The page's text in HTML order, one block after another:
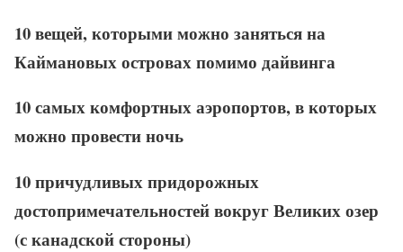
10 вещей, которыми можно заняться на
Каймановых островах помимо дайвинга
10 самых комфортных аэропортов, в которых
можно провести ночь
10 причудливых придорожных
достопримечательностей вокруг Великих озер
(с канадской стороны)